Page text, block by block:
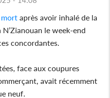
mort après avoir inhalé de la
le week-end
concordantes.
face aux coupures
avait récemment
neuf.